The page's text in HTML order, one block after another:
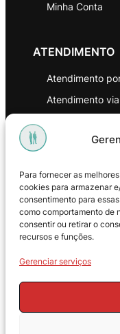
Para fornecer as
cookies para armazenar
consentimento para
como comportamento de
consentir ou retirar o
recursos e funções.
Gerenciar serviços
Minha Conta
ATENDIMENTO
Atendimento
Atendimento
Política de
Política de
Política de